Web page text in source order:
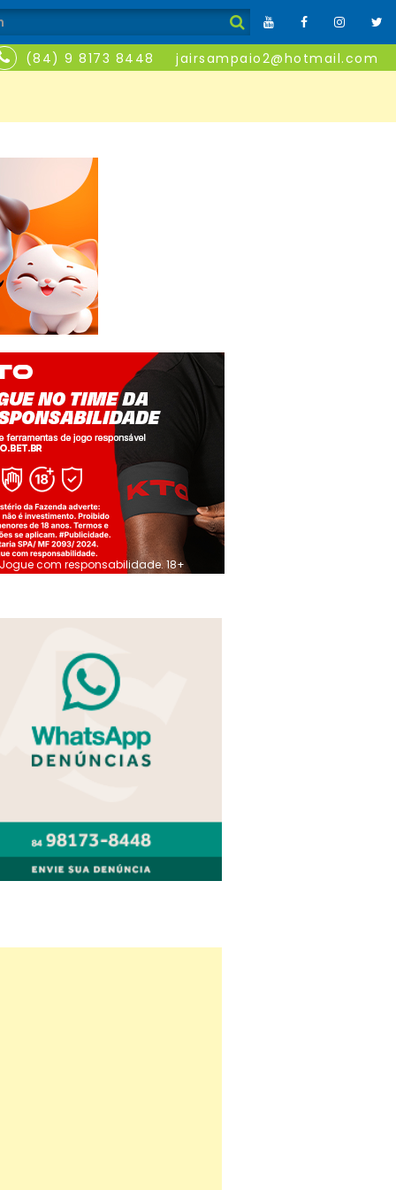
(84) 9 8173 8448 jairsampaio2@hotmail.com
Jogue com responsabilidade. 18+